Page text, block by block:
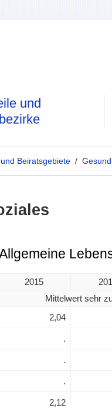
und
Beiratsgebiete /
2015
Mittelwert sehr
2,04
.
.
.
2,12